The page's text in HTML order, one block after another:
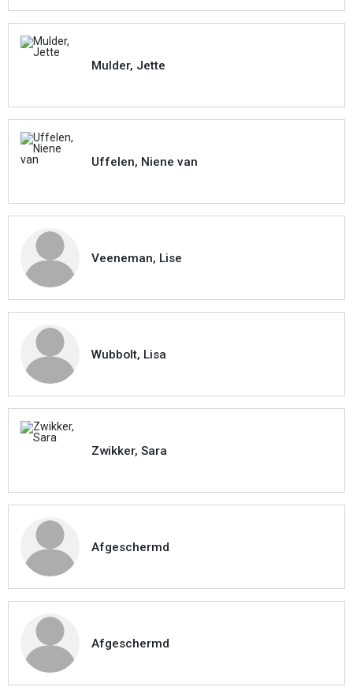
Mulder, Jette
Uffelen, Niene van
Veeneman, Lise
Wubbolt, Lisa
Zwikker, Sara
Afgeschermd
Afgeschermd